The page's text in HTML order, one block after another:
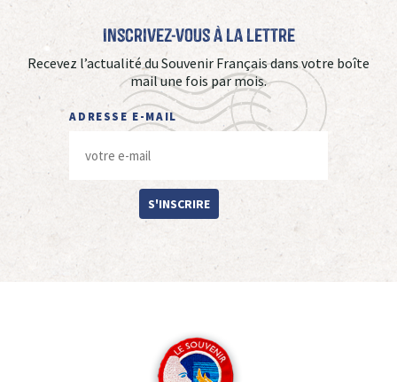
Inscrivez-vous à La Lettre
Recevez l’actualité du Souvenir Français dans votre boîte
mail une fois par mois.
ADRESSE E-MAIL
S'INSCRIRE